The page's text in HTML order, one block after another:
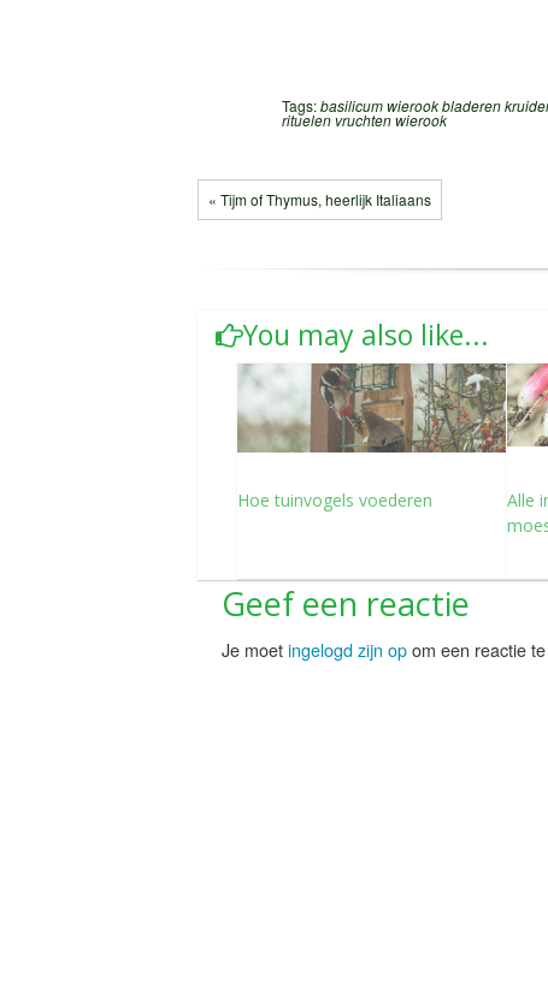
Tags:basilicum wierookbladeren
rituelen vruchtenwierook
« Tijm of Thymus, heerlijk Italiaans
You may also like...
Hoe tuinvogels voederen
Alle
Geef een reactie
Je moetingelogd zijn opom een reactie